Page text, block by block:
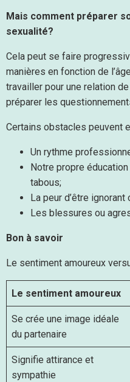
Mais comment préparer
sexualité?
Cela peut se faire
manières en fonction de
travailler pour une relation
préparer les
Certains obstacles peuvent
Un rythme
Notre propre
tabous;
La peur d’être
Les blessures ou
Bon à savoir
Le sentiment amoureux
Le sentiment amoureux
Se crée une image idéale
du partenaire
Signifie attirance et
sympathie